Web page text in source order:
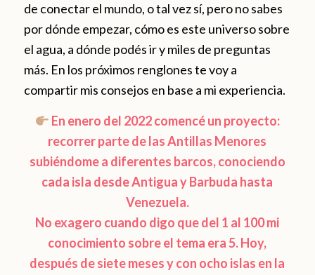
de conectar el mundo, o tal vez sí, pero no sabes
por dónde empezar, cómo es este universo sobre
el agua, a dónde podés ir y miles de preguntas
más. En los próximos renglones te voy a
compartir mis consejos en base a mi experiencia.
En enero del 2022 comencé un proyecto:
recorrer parte de las Antillas Menores
subiéndome a diferentes barcos, conociendo
cada isla desde Antigua y Barbuda hasta
Venezuela.
No exagero cuando digo que del 1 al 100 mi
conocimiento sobre el tema era 5. Hoy,
después de siete meses y con ocho islas en la